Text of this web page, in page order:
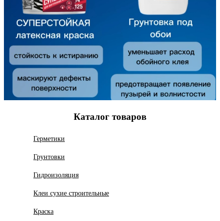
Каталог товаров
Герметики
Грунтовки
Гидроизоляция
Клеи сухие строительные
Краска